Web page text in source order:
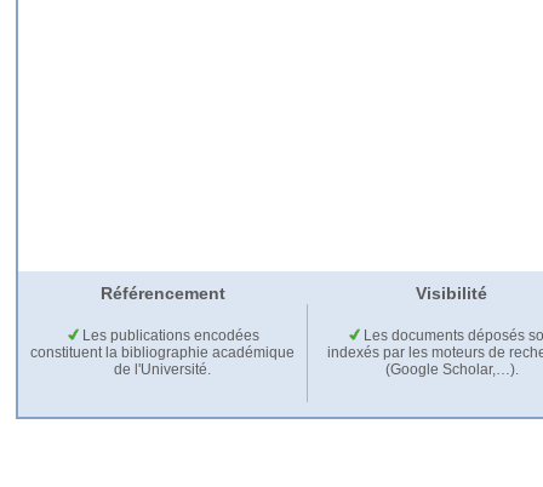
Référencement Visibilité
Les publications encodées
constituent la bibliographie académique
de l'Université.
Les documents déposés
indexés par les moteurs de
(Google Scholar,…).